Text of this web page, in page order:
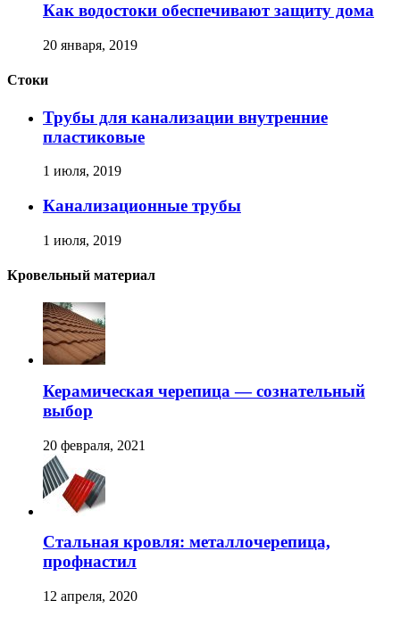
Как водостоки обеспечивают защиту дома
20 января, 2019
Стоки
Трубы для канализации внутренние
пластиковые
1 июля, 2019
Канализационные трубы
1 июля, 2019
Кровельный материал
Керамическая черепица — сознательный
выбор
20 февраля, 2021
Стальная кровля: металлочерепица,
профнастил
12 апреля, 2020